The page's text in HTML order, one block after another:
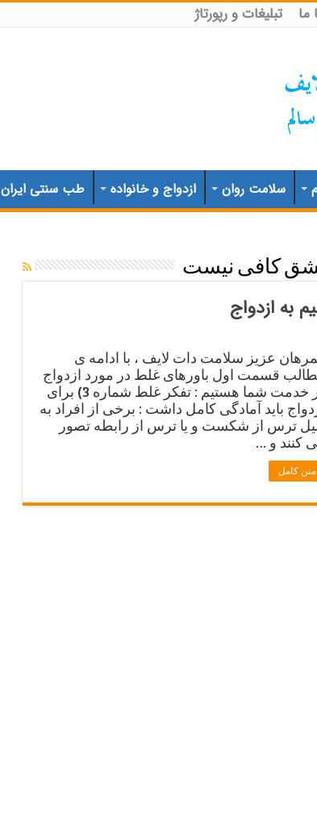
ما تبلیغات و رپورتاژ
سلامت روان ازدواج و خانواده طب سنتی ایران
کافی نیست
به ازدواج
عزیز سلامت دات لایف ، با ادامه ی
قسمت اول باورهای غلط در مورد ازدواج
در خدمت شما هستیم : تفکر غلط شماره 3) برای
باید آمادگی کامل داشت : برخی از افراد به
ترس از شکست و یا ترس از رابطه تصور
کنند و …
متن کامل